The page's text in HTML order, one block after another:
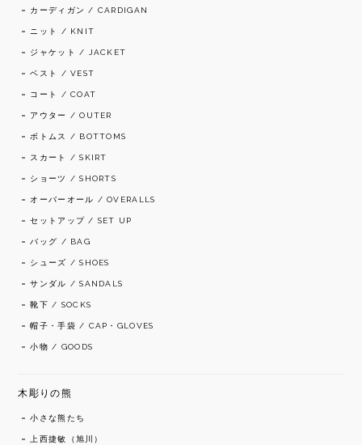
カーディガン / CARDIGAN
ニット / KNIT
ジャケット / JACKET
ベスト / VEST
コート / COAT
アウター / OUTER
ボトムス / BOTTOMS
スカート / SKIRT
ショーツ / SHORTS
オーバーオール / OVERALLS
セットアップ / SET UP
バッグ / BAG
シューズ / SHOES
サンダル / SANDALS
靴下 / SOCKS
帽子・手袋 / CAP・GLOVES
小物 / GOODS
木彫りの熊
小さな熊たち
上西捷敏（旭川）